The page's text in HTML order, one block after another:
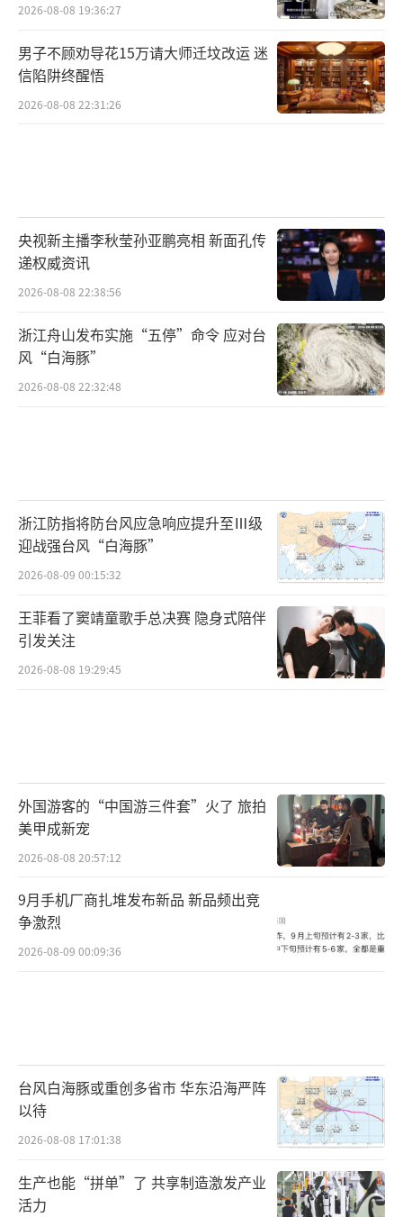
2026-08-08 19:36:27
男子不顾劝导花15万请大师迁坟改运 迷
信陷阱终醒悟
2026-08-08 22:31:26
央视新主播李秋莹孙亚鹏亮相 新面孔传
递权威资讯
2026-08-08 22:38:56
浙江舟山发布实施“五停”命令 应对台
风“白海豚”
2026-08-08 22:32:48
浙江防指将防台风应急响应提升至Ⅲ级
迎战强台风“白海豚”
2026-08-09 00:15:32
王菲看了窦靖童歌手总决赛 隐身式陪伴
引发关注
2026-08-08 19:29:45
外国游客的“中国游三件套”火了 旅拍
美甲成新宠
2026-08-08 20:57:12
9月手机厂商扎堆发布新品 新品频出竞
争激烈
2026-08-09 00:09:36
台风白海豚或重创多省市 华东沿海严阵
以待
2026-08-08 17:01:38
生产也能“拼单”了 共享制造激发产业
活力